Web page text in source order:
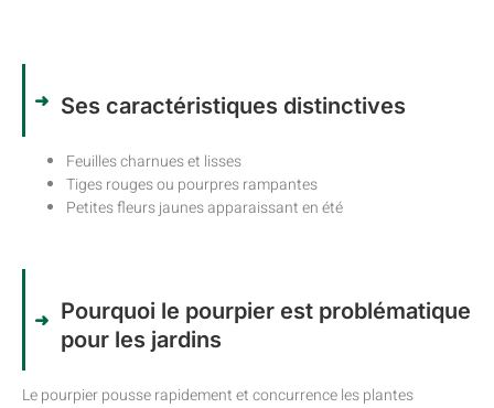
Ses caractéristiques distinctives
Feuilles charnues et lisses
Tiges rouges ou pourpres rampantes
Petites fleurs jaunes apparaissant en été
Pourquoi le pourpier est problématique
pour les jardins
Le pourpier pousse rapidement et concurrence les plantes